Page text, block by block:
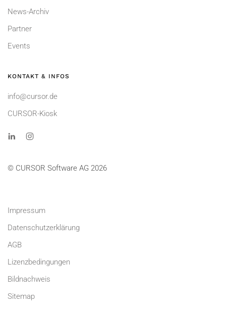
News-Archiv
Partner
Events
KONTAKT & INFOS
info@cursor.de
CURSOR-Kiosk
© CURSOR Software AG 2026
Impressum
Datenschutzerklärung
AGB
Lizenzbedingungen
Bildnachweis
Sitemap